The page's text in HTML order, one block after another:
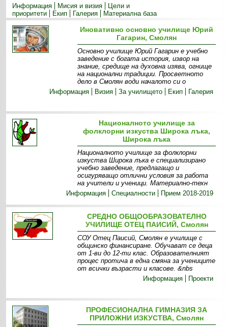
Информация
Мисия и визия
Цели и
приоритети
Екип Галерия Материална база
Иновативно основно училище Юрий
Гагарин, Смолян
Основно училище Юрий Гагарин е учебно
заведение с богата история, извор на
знание, средище на духовна изява, огнище
на национални традиции. Просветното
дело в Смолян води началото си о
Информация
Визия За училището Екип Галерия
Националното училище за
фолклорни изкуства Широка лъка,
Широка лъка
Националното училище за фолклорни
изкуства Широка лъка е специализирано
учебно заведение, предлагащо и
осигуряващо отлични условия за работа
на учители и ученици. Материално-техн
Информация
Специалности Прием 2018-2019
СРЕДНО ОБЩООБРАЗОВАТЕЛНО
УЧИЛИЩЕ ОТЕЦ ПАИСИЙ, Смолян
СОУ Отец Паисий, Смолян е училище с
общинско финансиране. Обучават се деца
от 1-ви до 12-ти клас. Образователният
процес протича в една смяна за учениците
от всички възрасти и класове. &nbs
Информация
Проекти
ПРОФЕСИОНАЛНА ГИМНАЗИЯ ЗА
ПРИЛОЖНИ ИЗКУСТВА, Смолян